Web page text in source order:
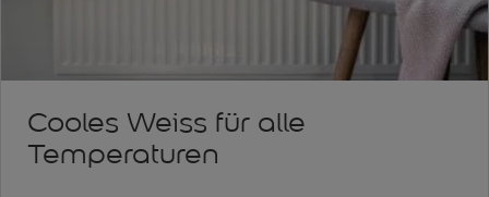
Cooles Weiss für alle
Temperaturen